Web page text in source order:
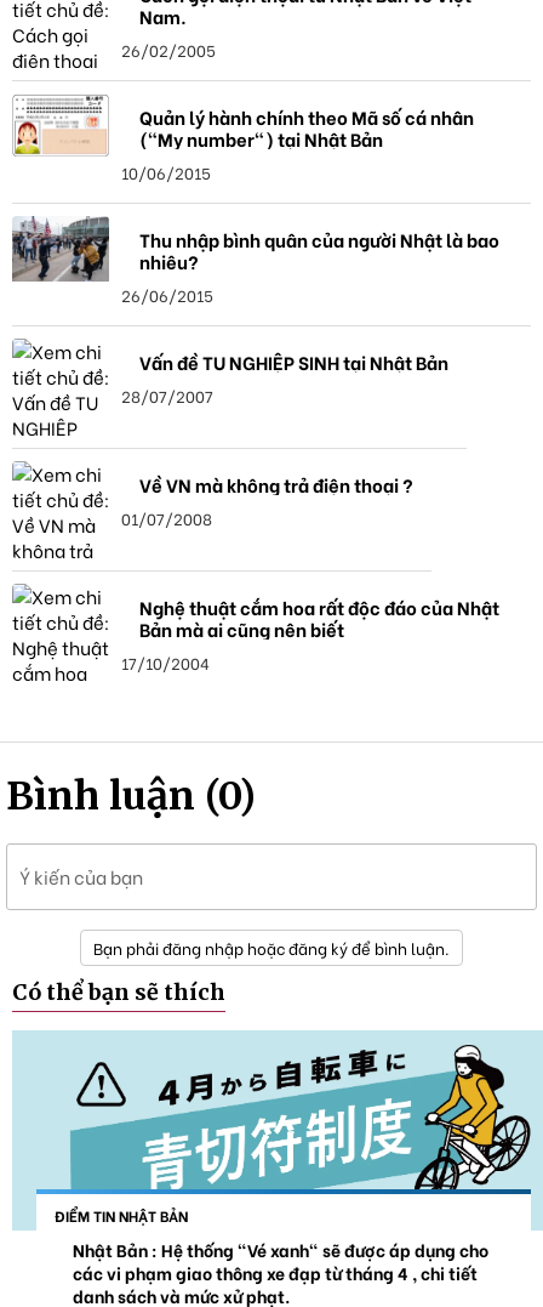
Nam.
26/02/2005
Quản lý hành chính theo Mã số cá nhân
("My number") tại Nhật Bản
10/06/2015
Thu nhập bình quân của người Nhật là bao
nhiêu?
26/06/2015
Vấn đề TU NGHIỆP SINH tại Nhật Bản
28/07/2007
Về VN mà không trả điện thoại ?
01/07/2008
Nghệ thuật cắm hoa rất độc đáo của Nhật
Bản mà ai cũng nên biết
17/10/2004
Bình luận (0)
Ý kiến của bạn
Bạn phải đăng nhập hoặc đăng ký để bình luận.
Có thể bạn sẽ thích
ĐIỂM TIN NHẬT BẢN
Nhật Bản : Hệ thống "Vé xanh" sẽ được áp dụng cho
các vi phạm giao thông xe đạp từ tháng 4 , chi tiết
danh sách và mức xử phạt.